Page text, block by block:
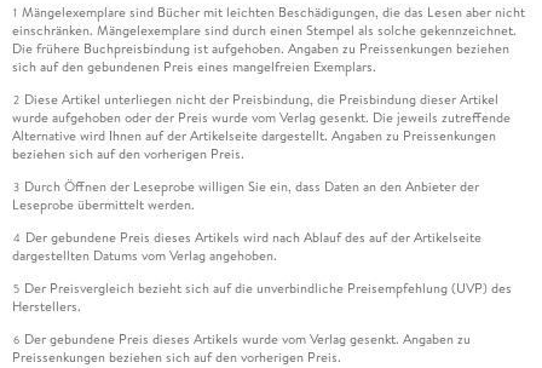
1 Mängelexemplare sind Bücher mit leichten Beschädigungen, die das Lesen aber nicht
einschränken. Mängelexemplare sind durch einen Stempel als solche gekennzeichnet.
Die frühere Buchpreisbindung ist aufgehoben. Angaben zu Preissenkungen beziehen
sich auf den gebundenen Preis eines mangelfreien Exemplars.
2 Diese Artikel unterliegen nicht der Preisbindung, die Preisbindung dieser Artikel
wurde aufgehoben oder der Preis wurde vom Verlag gesenkt. Die jeweils zutreffende
Alternative wird Ihnen auf der Artikelseite dargestellt. Angaben zu Preissenkungen
beziehen sich auf den vorherigen Preis.
3 Durch Öffnen der Leseprobe willigen Sie ein, dass Daten an den Anbieter der
Leseprobe übermittelt werden.
4 Der gebundene Preis dieses Artikels wird nach Ablauf des auf der Artikelseite
dargestellten Datums vom Verlag angehoben.
5 Der Preisvergleich bezieht sich auf die unverbindliche Preisempfehlung (UVP) des
Herstellers.
6 Der gebundene Preis dieses Artikels wurde vom Verlag gesenkt. Angaben zu
Preissenkungen beziehen sich auf den vorherigen Preis.